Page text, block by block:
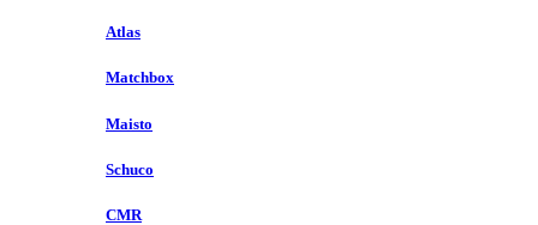
Atlas
Matchbox
Maisto
Schuco
CMR